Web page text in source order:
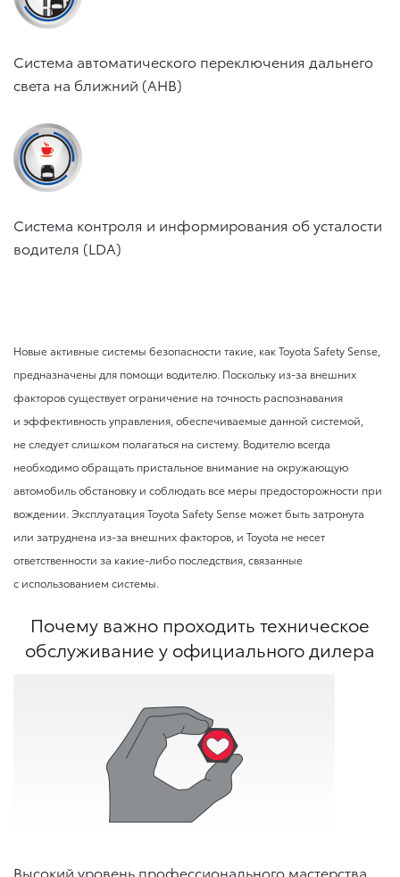
Система автоматического переключения дальнего
света на ближний (AHB)
Система контроля и информирования об усталости
водителя (LDA)
Новые активные системы безопасности такие, как Toyota Safety Sense,
предназначены для помощи водителю. Поскольку из-за внешних
факторов существует ограничение на точность распознавания
и эффективность управления, обеспечиваемые данной системой,
не следует слишком полагаться на систему. Водителю всегда
необходимо обращать пристальное внимание на окружающую
автомобиль обстановку и соблюдать все меры предосторожности при
вождении. Эксплуатация Toyota Safety Sense может быть затронута
или затруднена из-за внешних факторов, и Toyota не несет
ответственности за какие-либо последствия, связанные
с использованием системы.
Почему важно проходить техническое
обслуживание у официального дилера
Высокий уровень профессионального мастерства